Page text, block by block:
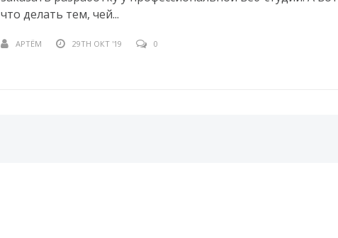
что делать тем, чей...
АРТЁМ 29TH ОКТ '19 0